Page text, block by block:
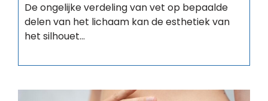
De ongelijke verdeling van vet op bepaalde
delen van het lichaam kan de esthetiek van
het silhouet...